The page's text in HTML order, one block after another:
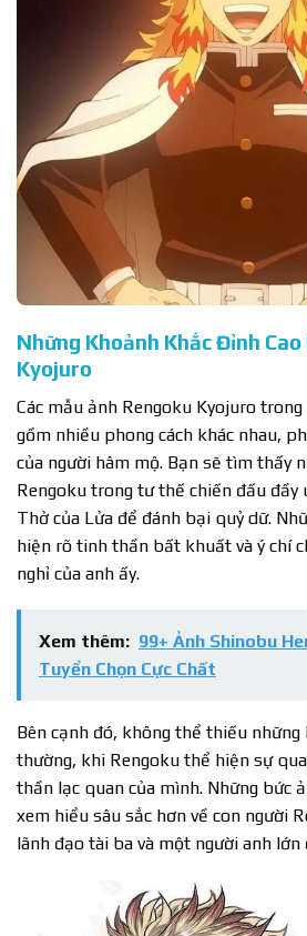
Những Khoảnh Khắc Đỉnh Cao
Kyojuro
Các mẫu ảnh Rengoku Kyojuro
gồm nhiều phong cách khác nhau,
của người hâm mộ. Bạn sẽ tìm thấy
Rengoku trong tư thế chiến đấu đầy
Thở của Lửa để đánh bại quỷ dữ.
hiện rõ tinh thần bất khuất và ý chí
nghỉ của anh ấy.
Xem thêm: 99+ Ảnh Shinobu
Tuyển Chọn Cực Chất
Bên cạnh đó, không thể thiếu
thường, khi Rengoku thể hiện sự
thần lạc quan của mình. Những bức
xem hiểu sâu sắc hơn về con người
lãnh đạo tài ba và một người anh lớn